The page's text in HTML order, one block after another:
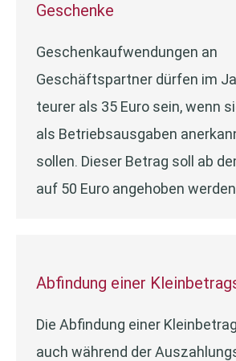
Geschenke
Geschenkaufwendungen an
Geschäftspartner dürfen im
teurer als 35 Euro sein, wenn
als Betriebsausgaben
sollen. Dieser Betrag soll ab
auf 50 Euro angehoben
Abfindung einer
Die Abfindung einer
auch während der